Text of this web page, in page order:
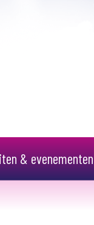
& evenementen